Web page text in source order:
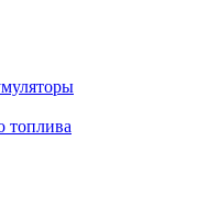
топлива